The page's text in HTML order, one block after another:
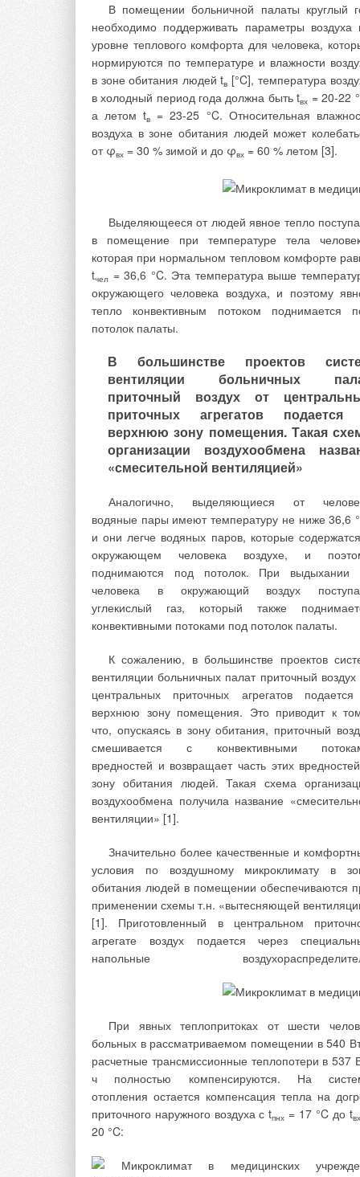
В помещении больничной палаты круглый
необходимо поддерживать параметры воздуха
уровне теплового комфорта для человека,
нормируются по температуре и влажности
в зоне обитания людей tв [°C], температура
в холодный период года должна быть tвх = 20-22
а летом tв
= 23-25 °C. Относительная
воздуха в зоне обитания людей может
от φвх = 30 % зимой и до φвх = 60 % летом [3].
Выделяющееся от людей явное тепло
в помещение при температуре тела
которая при нормальном тепловом комфорте
tчел = 36,6 °C. Эта температура выше
окружающего человека воздуха, и поэтому
тепло конвективным потоком поднимается
потолок палаты.
В большинстве проектов
вентиляции больничных
приточный воздух от
приточных агрегатов
верхнюю зону помещения. Такая
организации воздухообмена
«смесительной вентиляцией»
Аналогично, выделяющиеся от
водяные пары имеют температуру не ниже 36,6
и они легче водяных паров, которые
окружающем человека воздухе, и
поднимаются под потолок. При выдыхании
человека в окружающий воздух
углекислый газ, который также
конвективными потоками под потолок палаты.
К сожалению, в большинстве проектов
вентиляции больничных палат приточный воздух
центральных приточных агрегатов
верхнюю зону помещения. Это приводит к
что, опускаясь в зону обитания, приточный
смешивается с конвективными
вредностей и возвращает часть этих
зону обитания людей. Такая схема
воздухообмена получила название
вентиляции» [1].
Значительно более качественные и
условия по воздушному микроклимату в
обитания людей в помещении обеспечиваются
применении схемы т.н. «вытесняющей
[1]. Приготовленный в центральном
агрегате воздух подается через
напольные
При явных теплопритоках от шести
больных в рассматриваемом помещении в 540
расчетные трансмиссионные теплопотери в 537
ч полностью компенсируются. На
отопления остается компенсация тепла на
приточного наружного воздуха с tпнх = 17 °C до tвх
20 °C:
модернизации систем водоснабжения
необходимостью учета особенностей
объекта. При строительстве же новых
водоснабжения (предприятий, отдельных
поселений, гостиниц, домов отдыха, детских
и т.п.) необходимо закладывать
эффективные технические решения очистки
К недостаткам озонирования
отнести один фактор — это
пролонгирующего действия озона
обеззараживании воды (действие
составляет 12—15 минут)
Особенно надо отметить
способность озона — универсальность его
одной ступени очистки эффективно
обезжелезивание и деманганация,
органики и нефтепродуктов.
В качестве варианта решения
технической проблемы предлагается путь
и внедрения для нужд водоснабжения
универсальную и простую технологию.
технологией является озоно-сорб- ционная
фильтровальная) очистка [1].
водоподготовка и доочистка основана на том,
атомарный кислород уничтожает бактерии,
вирусы, разрушает растворенные в
органические вещества. Озонирование
сочетании с фильтрацией позволяет
минеральных комплексов, металлов (Fe2+,
Co2+ и др.). При озонировании
состав, щелочность, активная кислотность
Аппаратурное оформление
базовой технологии представлено на рис. 1.
установки производятся в автоматическом
Регенерация встроенного фильтра, в
так и в автоматическом режиме.
работой установки (электромагнитного
озонатора, насосной станции) автоматическое
сигналу от блока датчиков уровня.
Продукты окисления задерживаются
активированного угля, размещенного в
для каталитического доокисления
некоторых продуктов озонолиза на
угля. Как показывает практика, уголь в
процессе не расходуется и не утрачивает
каталитической активности, так как при
большого количества избыточного озона
не как адсорбент, а как катализатор. Этот
подходит для доочистки
такого технического решения является